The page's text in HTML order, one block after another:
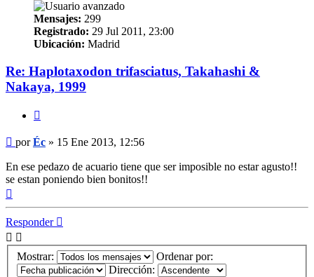
Mensajes: 299
Registrado: 29 Jul 2011, 23:00
Ubicación: Madrid
Re: Haplotaxodon trifasciatus, Takahashi &
Nakaya, 1999
Mensaje
porÉc » 15 Ene 2013, 12:56
En ese pedazo de acuario tiene que ser imposible no estar agusto!!
se estan poniendo bien bonitos!!
Responder
Mostrar:
Ordenar por:
Dirección: